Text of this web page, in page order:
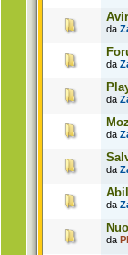
da
da
da
da
da
da
da